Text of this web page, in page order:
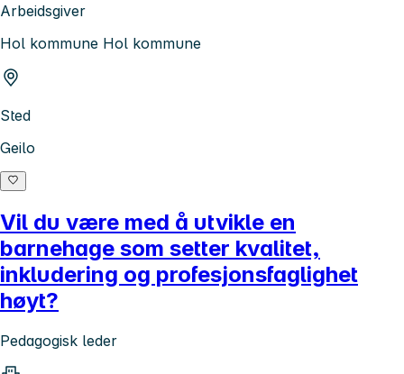
Arbeidsgiver
Hol kommune Hol kommune
Sted
Geilo
Vil du være med å utvikle en
barnehage som setter kvalitet,
inkludering og profesjonsfaglighet
høyt?
Pedagogisk leder